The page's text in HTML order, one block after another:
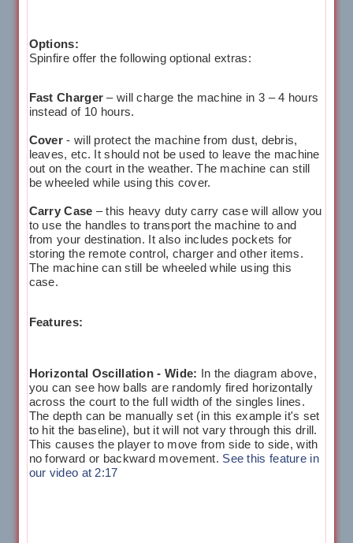
Options:
Spinfire offer the following optional extras:
Fast Charger – will charge the machine in 3 – 4 hours
instead of 10 hours.
Cover- will protect the machine from dust, debris,
leaves, etc. It should not be used to leave the machine
out on the court in the weather. The machine can still
be wheeled while using this cover.
Carry Case – this heavy duty carry case will allow you
to use the handles to transport the machine to and
from your destination. It also includes pockets for
storing the remote control, charger and other items.
The machine can still be wheeled while using this
case.
Features:
Horizontal Oscillation - Wide: In the diagram above,
you can see how balls are randomly fired horizontally
across the court to the full width of the singles lines.
The depth can be manually set (in this example it's set
to hit the baseline), but it will not vary through this drill.
This causes the player to move from side to side, with
no forward or backward movement. See this feature in
our video at 2:17